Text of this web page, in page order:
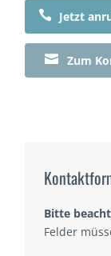
 Jetzt
 Zum
Bitte
Felder